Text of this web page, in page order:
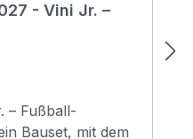
- Vini Jr. –
– Fußball-
Bauset, mit dem